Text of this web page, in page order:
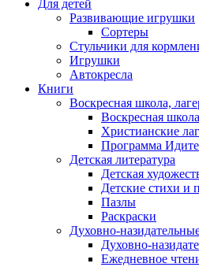
Для детей
Развивающие игрушки
Сортеры
Стульчики для
Игрушки
Автокресла
Книги
Воскресная школа,
Воскресная школа
Христианские
Программа
Детская литература
Детская
Детские стихи и
Пазлы
Раскраски
Духовно-
Духовно-
Ежедневное